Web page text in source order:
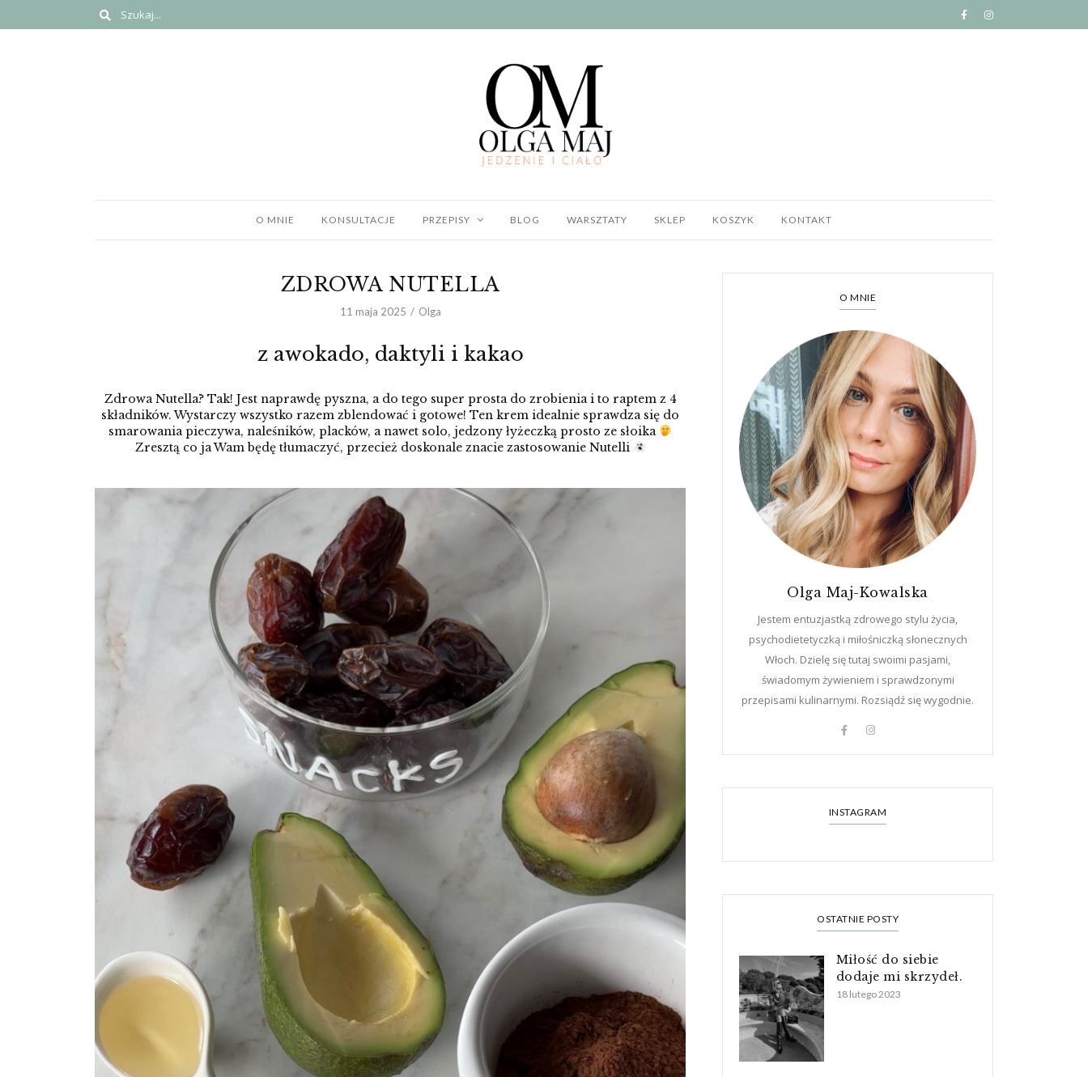
O MNIE KONSULTACJE PRZEPISY BLOG WARSZTATY SKLEP KOSZYK KONTAKT
ZDROWA NUTELLA
11 maja 2025 Olga
z awokado, daktyli i kakao
Zdrowa Nutella? Tak! Jest naprawdę pyszna, a do tego super prosta do zrobienia i to raptem z 4
składników. Wystarczy wszystko razem zblendować i gotowe! Ten krem idealnie sprawdza się do
smarowania pieczywa, naleśników, placków, a nawet solo, jedzony łyżeczką prosto ze słoika
Zresztą co ja Wam będę tłumaczyć, przecież doskonale znacie zastosowanie Nutelli
O MNIE
Olga Maj-Kowalska
Jestem entuzjastką zdrowego stylu życia,
psychodietetyczką i miłośniczką słonecznych
Włoch. Dzielę się tutaj swoimi pasjami,
świadomym żywieniem i sprawdzonymi
przepisami kulinarnymi. Rozsiądź się wygodnie.
INSTAGRAM
OSTATNIE POSTY
Miłość do siebie
dodaje mi skrzydeł.
18 lutego 2023